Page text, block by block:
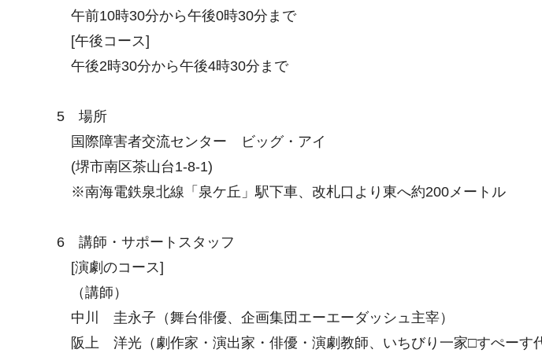
午前10時30分から午後0時30分まで
[午後コース]
午後2時30分から午後4時30分まで
5 場所
国際障害者交流センター ビッグ・アイ
(堺市南区茶山台1-8-1)
※南海電鉄泉北線「泉ケ丘」駅下車、改札口より東へ約200メートル
6 講師・サポートスタッフ
[演劇のコース]
（講師）
中川 圭永子（舞台俳優、企画集団エーエーダッシュ主宰）
阪上 洋光（劇作家・演出家・俳優・演劇教師、いちびり一家□すぺーす